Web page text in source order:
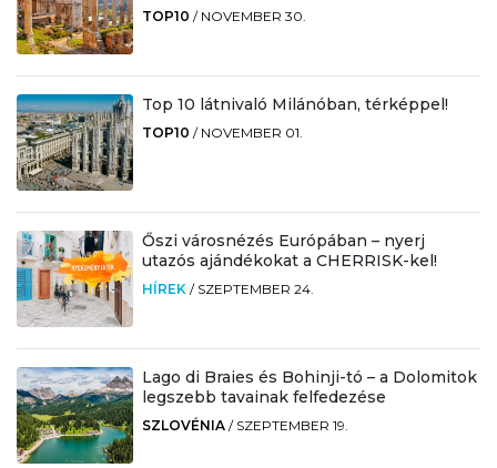
TOP10 / NOVEMBER 30.
Top 10 látnivaló Milánóban, térképpel!
TOP10 / NOVEMBER 01.
Őszi városnézés Európában – nyerj
utazós ajándékokat a CHERRISK-kel!
HÍREK / SZEPTEMBER 24.
Lago di Braies és Bohinji-tó – a Dolomitok
legszebb tavainak felfedezése
SZLOVÉNIA / SZEPTEMBER 19.